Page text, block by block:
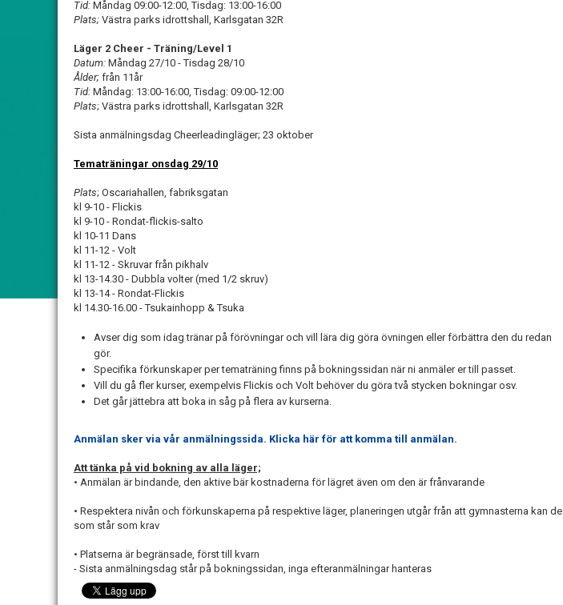
Tid: Måndag 09:00-12:00, Tisdag: 13:00-16:00
Plats; Västra parks idrottshall, Karlsgatan 32R
Läger 2 Cheer - Träning/Level 1
Datum: Måndag 27/10 - Tisdag 28/10
Ålder; från 11år
Tid: Måndag: 13:00-16:00, Tisdag: 09:00-12:00
Plats; Västra parks idrottshall, Karlsgatan 32R
Sista anmälningsdag Cheerleadingläger; 23 oktober
Tematräningar onsdag 29/10
Plats; Oscariahallen, fabriksgatan
kl 9-10 - Flickis
kl 9-10 - Rondat-flickis-salto
kl 10-11 Dans
kl 11-12 - Volt
kl 11-12 - Skruvar från pikhalv
kl 13-14.30 - Dubbla volter (med 1/2 skruv)
kl 13-14 - Rondat-Flickis
kl 14.30-16.00 - Tsukainhopp & Tsuka
Avser dig som idag tränar på förövningar och vill lära dig göra övningen eller förbättra den du redan
gör.
Specifika förkunskaper per tematräning finns på bokningssidan när ni anmäler er till passet.
Vill du gå fler kurser, exempelvis Flickis och Volt behöver du göra två stycken bokningar osv.
Det går jättebra att boka in såg på flera av kurserna.
Anmälan sker via vår anmälningssida. Klicka här för att komma till anmälan.
Att tänka på vid bokning av alla läger;
• Anmälan är bindande, den aktive bär kostnaderna för lägret även om den är frånvarande
• Respektera nivån och förkunskaperna på respektive läger, planeringen utgår från att gymnasterna kan de
som står som krav
• Platserna är begränsade, först till kvarn
- Sista anmälningsdag står på bokningssidan, inga efteranmälningar hanteras